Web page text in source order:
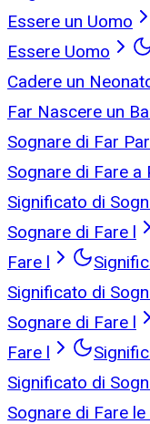
Essere un Uomo
Essere Uomo
Cadere un
Far Nascere un
Sognare di Far
Sognare di Fare a
Significato di
Sognare di Fare l
Fare l
Significato di
Sognare di Fare l
Fare l
Significato di
Sognare di Fare le